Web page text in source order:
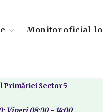
Monitor oficial
Primăriei Sector 5
Vineri 08:00 - 14:00